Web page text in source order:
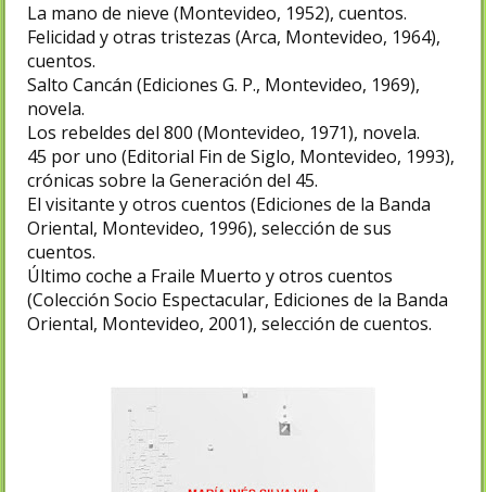
La mano de nieve (Montevideo, 1952), cuentos.
Felicidad y otras tristezas (Arca, Montevideo, 1964),
cuentos.
Salto Cancán (Ediciones G. P., Montevideo, 1969),
novela.
Los rebeldes del 800 (Montevideo, 1971), novela.
45 por uno (Editorial Fin de Siglo, Montevideo, 1993),
crónicas sobre la Generación del 45.
El visitante y otros cuentos (Ediciones de la Banda
Oriental, Montevideo, 1996), selección de sus
cuentos.
Último coche a Fraile Muerto y otros cuentos
(Colección Socio Espectacular, Ediciones de la Banda
Oriental, Montevideo, 2001), selección de cuentos.